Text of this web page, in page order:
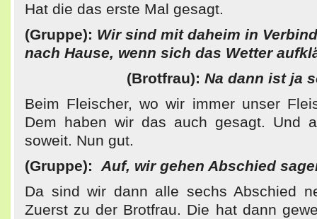
Hat die das erste Mal gesagt.
(Gruppe): Wir sind mit daheim in
nach Hause, wenn sich das Wetter
(Brotfrau): Na dann ist ja
Beim Fleischer, wo wir immer unser
Dem haben wir das auch gesagt. Und
soweit. Nun gut.
(Gruppe):
Auf, wir gehen Abschied
Da sind wir dann alle sechs Abschied
Zuerst zu der Brotfrau. Die hat dann